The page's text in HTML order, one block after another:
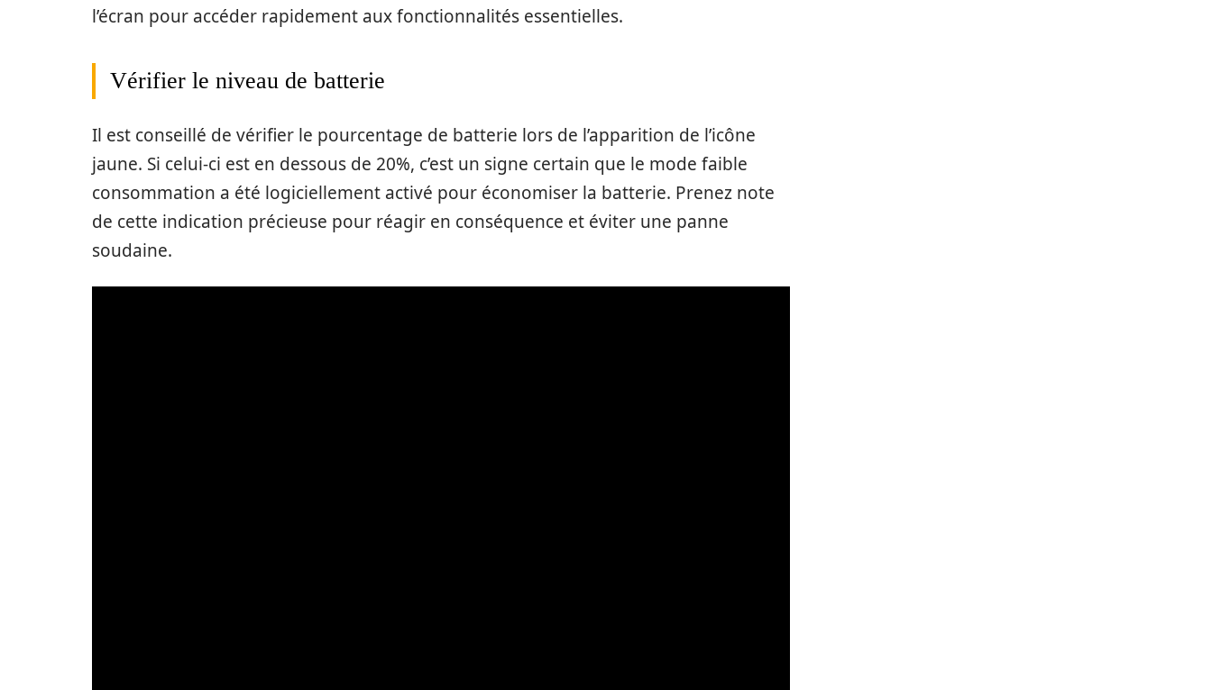
l’écran pour accéder rapidement aux fonctionnalités essentielles.
Vérifier le niveau de batterie
Il est conseillé de vérifier le pourcentage de batterie lors de l’apparition de l’icône
jaune. Si celui-ci est en dessous de 20%, c’est un signe certain que le mode faible
consommation a été logiciellement activé pour économiser la batterie. Prenez note
de cette indication précieuse pour réagir en conséquence et éviter une panne
soudaine.